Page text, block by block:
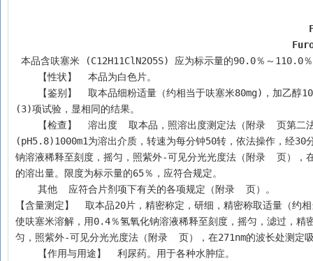
本品含呋塞米 (C12H11ClN2O5S) 应为标示量的90.0％～110.0
    【性状】  本品为白色片。
(3)项试验，显相同的结果。
【检查】  溶出度  取本品，照溶出度测定法（附录  页第
(pH5.8)1000m1为溶出介质，转速为每分钟50转，依法操作，经
钠溶液稀释至刻度，摇匀，照紫外-可见分光光度法（附录  页），
的溶出量。限度为标示量的65％，应符合规定。
    其他  应符合片剂项下有关的各项规定（附录  页）。
【含量测定】  取本品20片，精密称定，研细，精密称取适量（约
使呋塞米溶解，用0.4％氢氧化钠溶液稀释至刻度，摇匀，滤过，
匀，照紫外-可见分光光度法（附录  页），在271nm的波长处测定
    【作用与用途】  利尿药。用于各种水肿症。